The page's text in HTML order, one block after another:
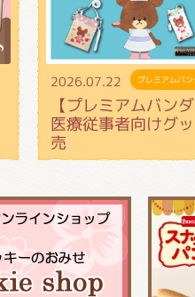
2026.07.22 プレミアムバ
【プレミアムバン
医療従事者向けグ
売